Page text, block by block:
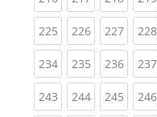
225(current)
226(current)
227 228
234(current)
235(current)
236 237
243(current)
244(current)
245 246